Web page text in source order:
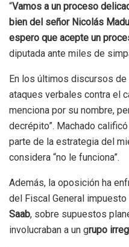
“Vamos a un proceso
bien del señor Nicolás
espero que acepte un
diputada ante miles de
En los últimos discursos de
ataques verbales contra el
menciona por su nombre,
decrépito”. Machado
parte de la estrategia del
considera “no le funciona”.
Además, la oposición ha
del Fiscal General impuesto
Saab, sobre supuestos
involucraban a un grupo